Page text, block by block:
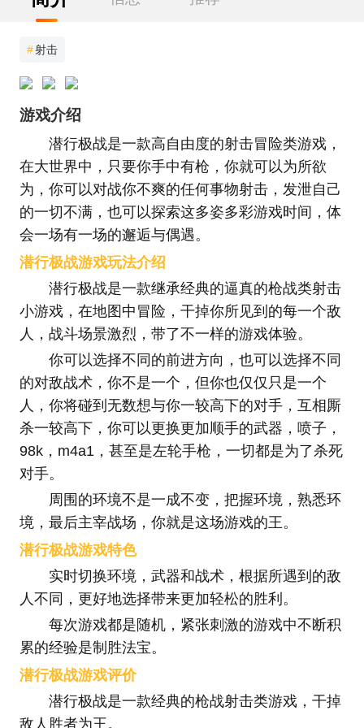
#射击
游戏介绍
潜行极战是一款高自由度的射击冒险类游戏，
在大世界中，只要你手中有枪，你就可以为所欲
为，你可以对战你不爽的任何事物射击，发泄自己
的一切不满，也可以探索这多姿多彩游戏时间，体
会一场有一场的邂逅与偶遇。
潜行极战游戏玩法介绍
潜行极战是一款继承经典的逼真的枪战类射击
小游戏，在地图中冒险，干掉你所见到的每一个敌
人，战斗场景激烈，带了不一样的游戏体验。
你可以选择不同的前进方向，也可以选择不同
的对敌战术，你不是一个，但你也仅仅只是一个
人，你将碰到无数想与你一较高下的对手，互相厮
杀一较高下，你可以更换更加顺手的武器，喷子，
98k，m4a1，甚至是左轮手枪，一切都是为了杀死
对手。
周围的环境不是一成不变，把握环境，熟悉环
境，最后主宰战场，你就是这场游戏的王。
潜行极战游戏特色
实时切换环境，武器和战术，根据所遇到的敌
人不同，更好地选择带来更加轻松的胜利。
每次游戏都是随机，紧张刺激的游戏中不断积
累的经验是制胜法宝。
潜行极战游戏评价
潜行极战是一款经典的枪战射击类游戏，干掉
敌人胜者为王。